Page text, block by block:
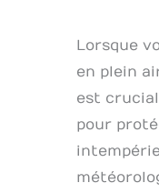
Lorsque
en plein
est crucial
pour